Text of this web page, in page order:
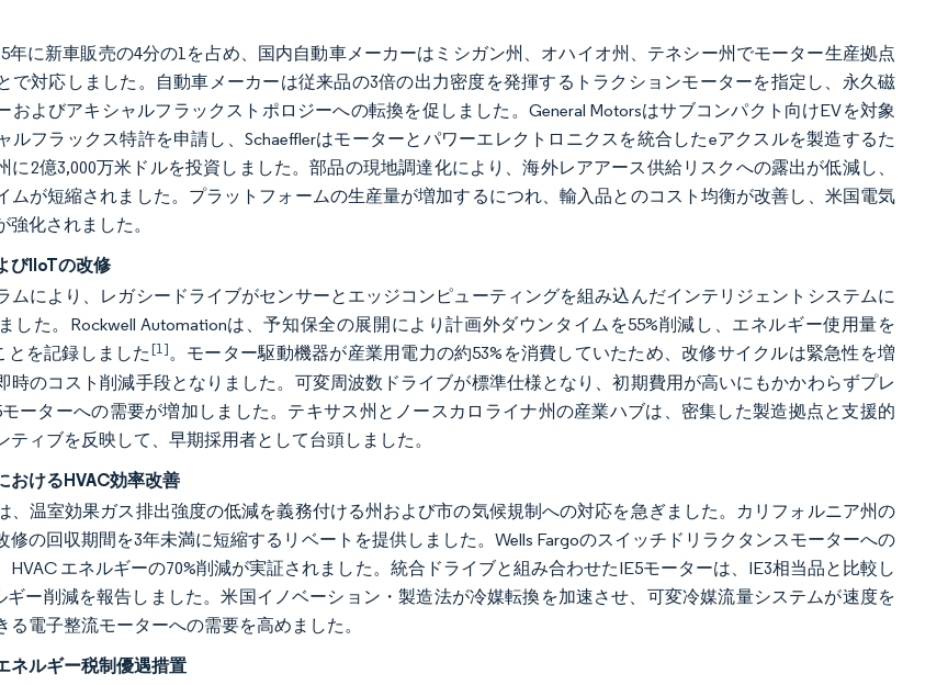
年に新車販売の4分の1を占め、国内自動車メーカーはミシガン州、オハイオ州、テネシー州でモーター生産拠点
で対応しました。自動車メーカーは従来品の3倍の出力密度を発揮するトラクションモーターを指定し、永久磁
およびアキシャルフラックストポロジーへの転換を促しました。General Motorsはサブコンパクト向けEVを対象
ルフラックス特許を申請し、Schaefflerはモーターとパワーエレクトロニクスを統合したeアクスルを製造するた
に2億3,000万米ドルを投資しました。部品の現地調達化により、海外レアアース供給リスクへの露出が低減し、
ムが短縮されました。プラットフォームの生産量が増加するにつれ、輸入品とのコスト均衡が改善し、米国電気
強化されました。
びIIoTの改修
ムにより、レガシードライブがセンサーとエッジコンピューティングを組み込んだインテリジェントシステムに
した。Rockwell Automationは、予知保全の展開により計画外ダウンタイムを55%削減し、エネルギー使用量を
とを記録しました[1]。モーター駆動機器が産業用電力の約53%を消費していたため、改修サイクルは緊急性を増
時のコスト削減手段となりました。可変周波数ドライブが標準仕様となり、初期費用が高いにもかかわらずプレ
モーターへの需要が増加しました。テキサス州とノースカロライナ州の産業ハブは、密集した製造拠点と支援的
ティブを反映して、早期採用者として台頭しました。
おけるHVAC効率改善
、温室効果ガス排出強度の低減を義務付ける州および市の気候規制への対応を急ぎました。カリフォルニア州の
修の回収期間を3年未満に短縮するリベートを提供しました。Wells Fargoのスイッチドリラクタンスモーターへの
HVAC エネルギーの70%削減が実証されました。統合ドライブと組み合わせたIE5モーターは、IE3相当品と比較し
ギー削減を報告しました。米国イノベーション・製造法が冷媒転換を加速させ、可変冷媒流量システムが速度を
る電子整流モーターへの需要を高めました。
ネルギー税制優遇措置